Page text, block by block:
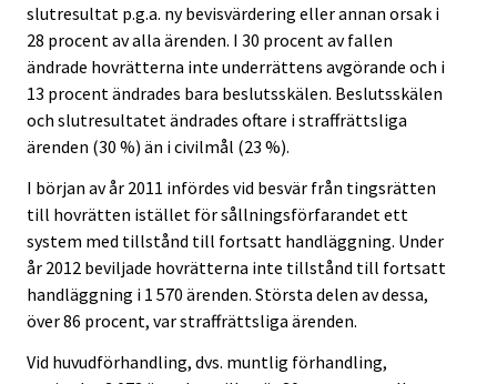
slutresultat p.g.a. ny bevisvärdering eller annan orsak i
28 procent av alla ärenden. I 30 procent av fallen
ändrade hovrätterna inte underrättens avgörande och i
13 procent ändrades bara beslutsskälen. Beslutsskälen
och slutresultatet ändrades oftare i straffrättsliga
ärenden (30 %) än i civilmål (23 %).
I början av år 2011 infördes vid besvär från tingsrätten
till hovrätten istället för sållningsförfarandet ett
system med tillstånd till fortsatt handläggning. Under
år 2012 beviljade hovrätterna inte tillstånd till fortsatt
handläggning i 1 570 ärenden. Största delen av dessa,
över 86 procent, var straffrättsliga ärenden.
Vid huvudförhandling, dvs. muntlig förhandling,